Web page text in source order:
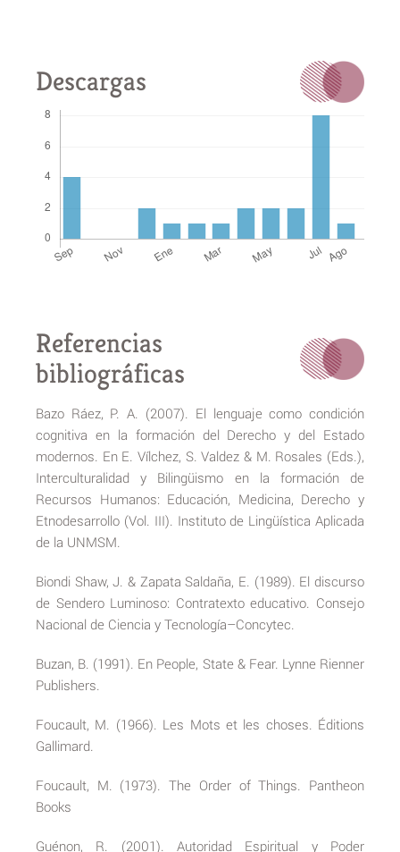
Descargas
Referencias
bibliográficas
Bazo Ráez, P. A. (2007). El lenguaje como condición
cognitiva en la formación del Derecho y del Estado
modernos. En E. Vílchez, S. Valdez & M. Rosales (Eds.),
Interculturalidad y Bilingüismo en la formación de
Recursos Humanos: Educación, Medicina, Derecho y
Etnodesarrollo (Vol. III). Instituto de Lingüística Aplicada
de la UNMSM.
Biondi Shaw, J. & Zapata Saldaña, E. (1989). El discurso
de Sendero Luminoso: Contratexto educativo. Consejo
Nacional de Ciencia y Tecnología–Concytec.
Buzan, B. (1991). En People, State & Fear. Lynne Rienner
Publishers.
Foucault, M. (1966). Les Mots et les choses. Éditions
Gallimard.
Foucault, M. (1973). The Order of Things. Pantheon
Books
Guénon, R. (2001). Autoridad Espiritual y Poder